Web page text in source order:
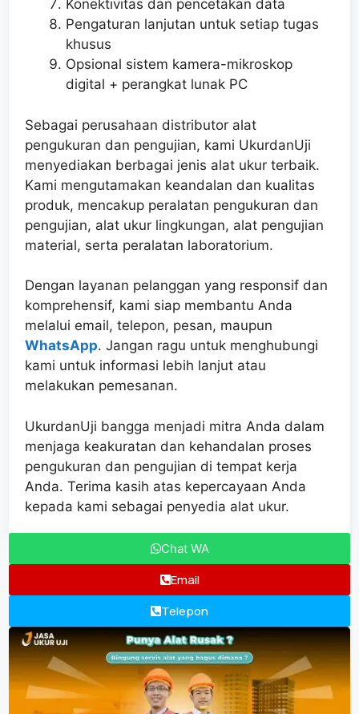
Konektivitas dan pencetakan data
Pengaturan lanjutan untuk setiap tugas
khusus
Opsional sistem kamera-mikroskop
digital + perangkat lunak PC
Sebagai perusahaan distributor alat
pengukuran dan pengujian, kami UkurdanUji
menyediakan berbagai jenis alat ukur terbaik.
Kami mengutamakan keandalan dan kualitas
produk, mencakup peralatan pengukuran dan
pengujian, alat ukur lingkungan, alat pengujian
material, serta peralatan laboratorium.
Dengan layanan pelanggan yang responsif dan
komprehensif, kami siap membantu Anda
melalui email, telepon, pesan, maupun
WhatsApp. Jangan ragu untuk menghubungi
kami untuk informasi lebih lanjut atau
melakukan pemesanan.
UkurdanUji bangga menjadi mitra Anda dalam
menjaga keakuratan dan kehandalan proses
pengukuran dan pengujian di tempat kerja
Anda. Terima kasih atas kepercayaan Anda
kepada kami sebagai penyedia alat ukur.
Chat WA
Email
Telepon